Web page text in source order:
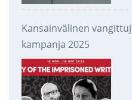
Kansainvälinen
kampanja 2025